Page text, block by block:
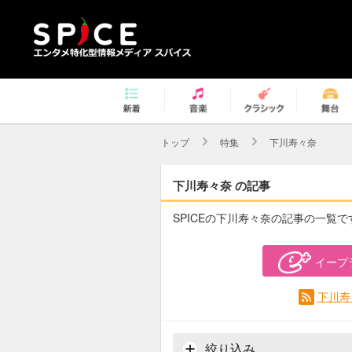
トップ 特集 下川寿々奈
下川寿々奈 の記事
SPICEの下川寿々奈の記事の一覧で
イープ
下川